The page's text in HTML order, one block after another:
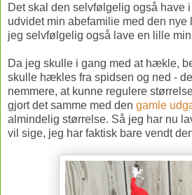
Det skal den selvfølgelig også have
udvidet min abefamilie med den nye
jeg selvfølgelig også lave en lille
Da jeg skulle i gang med at hækle,
skulle hækles fra spidsen og ned -
nemmere, at kunne regulere
gjort det samme med den gamle
almindelig størrelse. Så jeg har nu
vil sige, jeg har faktisk bare vendt